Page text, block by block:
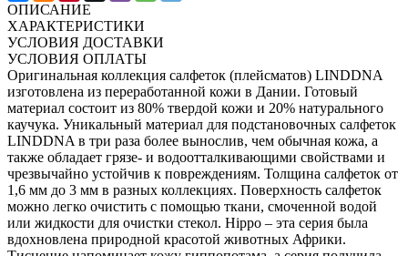
ОПИСАНИЕ
ХАРАКТЕРИСТИКИ
УСЛОВИЯ ДОСТАВКИ
УСЛОВИЯ ОПЛАТЫ
Оригинальная коллекция салфеток (плейсматов) LINDDNA
изготовлена из переработанной кожи в Дании. Готовый
материал состоит из 80% твердой кожи и 20% натурального
каучука. Уникальный материал для подстановочных салфеток
LINDDNA в три раза более вынослив, чем обычная кожа, а
также обладает грязе- и водоотталкивающими свойствами и
чрезвычайно устойчив к повреждениям. Толщина салфеток от
1,6 мм до 3 мм в разных коллекциях. Поверхность салфеток
можно легко очистить с помощью ткани, смоченной водой
или жидкости для очистки стекол. Hippo – эта серия была
вдохновлена природной красотой животных Африки.